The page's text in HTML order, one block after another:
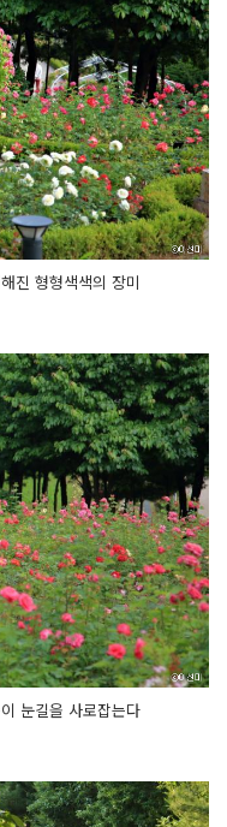
진 형형색색의 장미
눈길을 사로잡는다